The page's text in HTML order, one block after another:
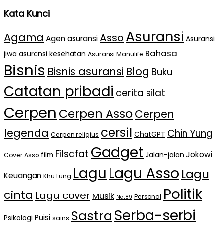
Kata Kunci
Agama Agen asuransiAsso Asuransi Asuransi
jiwa asuransi kesehatan Asuransi Manulife Bahasa
Bisnis Bisnis asuransi Blog Buku
Catatan pribadi cerita silat
Cerpen Cerpen AssoCerpen
legenda Cerpen religius cersil ChatGPT Chin Yung
Cover Asso film Filsafat Gadget Jalan-jalan Jokowi
Keuangan Khu Lung Lagu Lagu Asso Lagu
cinta Lagu cover Musik Net89 Personal Politik
Psikologi Puisi sains SastraSerba-serbi